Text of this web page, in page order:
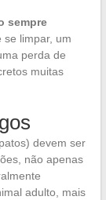
sempre
se limpar, um
perda de
muitas
devem ser
não apenas
adulto, mais